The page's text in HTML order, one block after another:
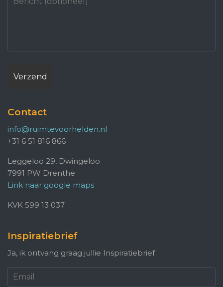
Contact
info@ruimtevoorhelden.nl
+31 6 51 816 866
Leggeloo 29, Dwingeloo
7991 PW Drenthe
Link naar google maps
KVK 599 13 037
Inspiratiebrief
Ja, ik ontvang graag jullie Inspiratiebrief